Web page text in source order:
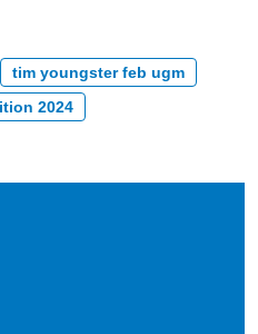
tim youngster feb ugm
2024